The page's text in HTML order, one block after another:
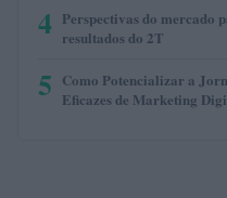
4 Perspectivas do mercado
resultados do 2T
5 Como Potencializar a
Eficazes de Marketing